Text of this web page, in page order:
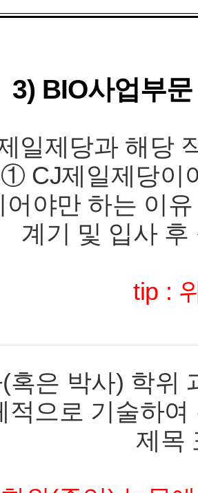
3) BIO사업부
일제당과 해당
CJ제일제당이
어야만 하는 이
계기 및 입사
tip :
혹은 박사) 학위
적으로 기술하
제목